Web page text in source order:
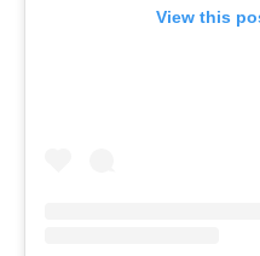
View this